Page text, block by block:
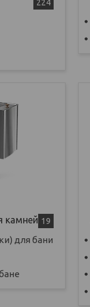
224
камней 19
для бани